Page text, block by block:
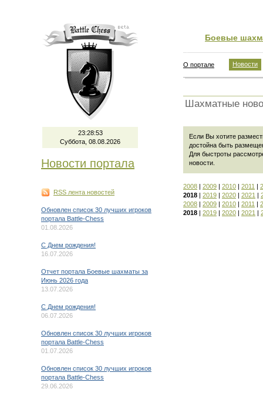
23:28:53
Суббота, 08.08.2026
Новости портала
RSS лента новостей
Обновлен список 30 лучших игроков
портала Battle-Chess
01.08.2026
C Днем рождения!
16.07.2026
Отчет портала Боевые шахматы за
Июнь 2026 года
13.07.2026
C Днем рождения!
06.07.2026
Обновлен список 30 лучших игроков
портала Battle-Chess
01.07.2026
Обновлен список 30 лучших игроков
портала Battle-Chess
29.06.2026
Боевые
О портале Новости
Шахматные
Если Вы хотите
достойна быть
Для быстроты
новости
2008 | 2009 | 2010 | 2011 |
2018 | 2019 | 2020 | 2021 |
2008 | 2009 | 2010 | 2011 |
2018 | 2019 | 2020 | 2021 |